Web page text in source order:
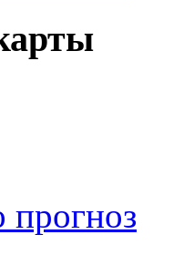
прогноз